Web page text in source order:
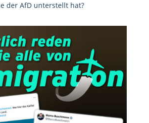
der AfD unterstellt hat?